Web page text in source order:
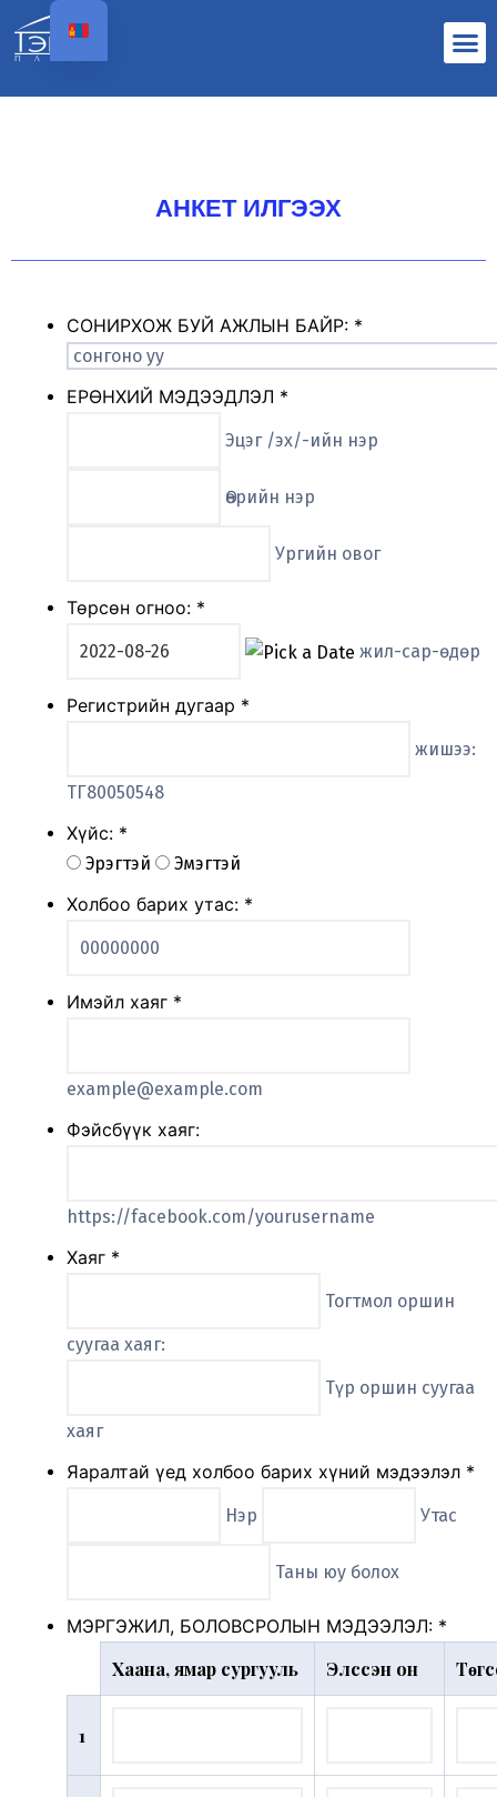
АНКЕТ ИЛГЭЭХ
СОНИРХОЖ БУЙ АЖЛЫН БАЙР: *
ЕРӨНХИЙ МЭДЭЭДЛЭЛ *
Эцэг /эх/-ийн нэр
Өөрийн нэр
Ургийн овог
Төрсөн огноо: *
жил-сар-өдөр
Регистрийн дугаар *
жишээ:
ТГ80050548
Хүйс: *
Эрэгтэй Эмэгтэй
Холбоо барих утас: *
Имэйл хаяг *
example@example.com
Фэйсбүүк хаяг:
https://facebook.com/yourusername
Хаяг *
Тогтмол оршин
суугаа хаяг:
Түр оршин суугаа
хаяг
Яаралтай үед холбоо барих хүний мэдээлэл *
Нэр Утас
Таны юу болох
МЭРГЭЖИЛ, БОЛОВСРОЛЫН МЭДЭЭЛЭЛ: *
Хаана, ямар сургууль Элссэн он
1